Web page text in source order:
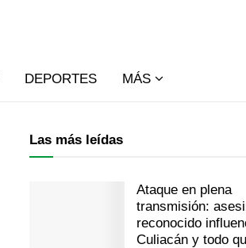
DEPORTES MÁS
Las más leídas
Ataque en plena
transmisión:
reconocido
Culiacán y todo